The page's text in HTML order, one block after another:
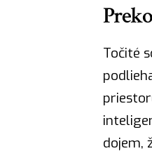
Točité
dojem,